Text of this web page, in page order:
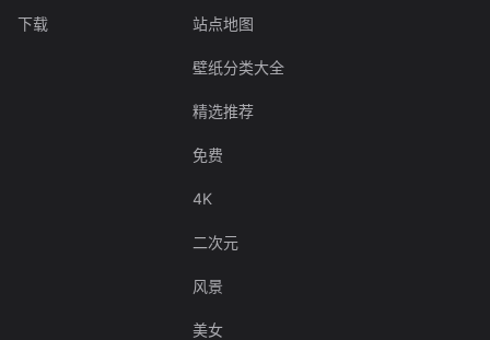
下载 站点地图
壁纸分类大全
精选推荐
免费
4K
二次元
风景
美女